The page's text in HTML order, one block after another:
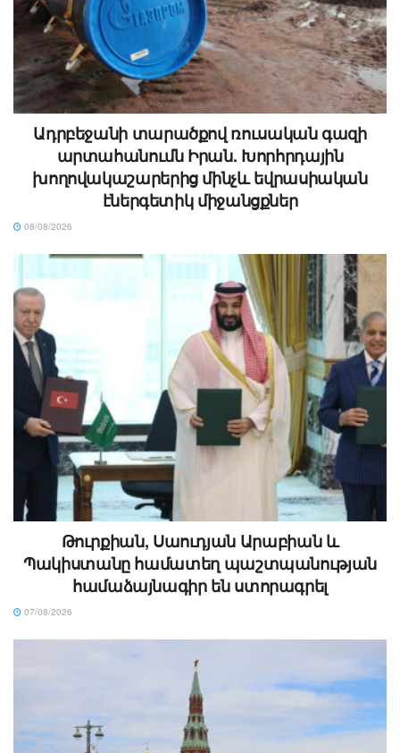
Ադրբեջանի տարածքով ռուսական գազի
արտահանումն Իրան. Խորհրդային
խողովակաշարերից մինչև եվրասիական
էներգետիկ միջանցքներ
08/08/2026
Թուրքիան, Սաուդյան Արաբիան և
Պակիստանը համատեղ պաշտպանության
համաձայնագիր են ստորագրել
07/08/2026